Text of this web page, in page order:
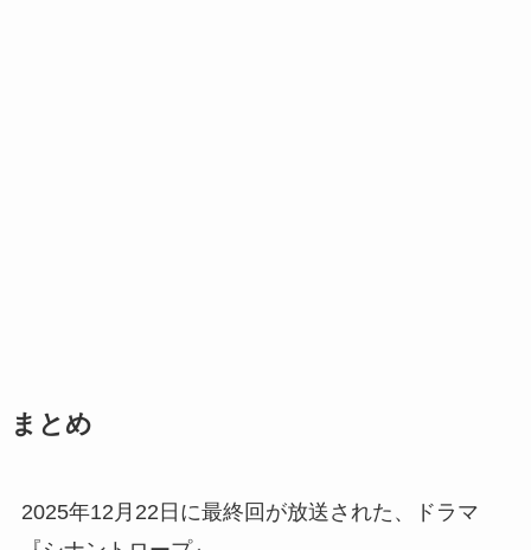
まとめ
2025年12月22日に最終回が放送された、ドラマ